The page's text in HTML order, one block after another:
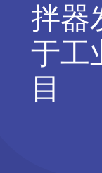
拌器
于工
目